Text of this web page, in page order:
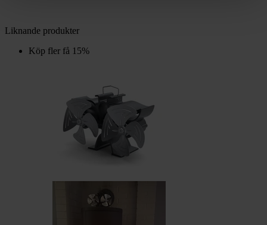
Liknande produkter
Köp fler få 15%